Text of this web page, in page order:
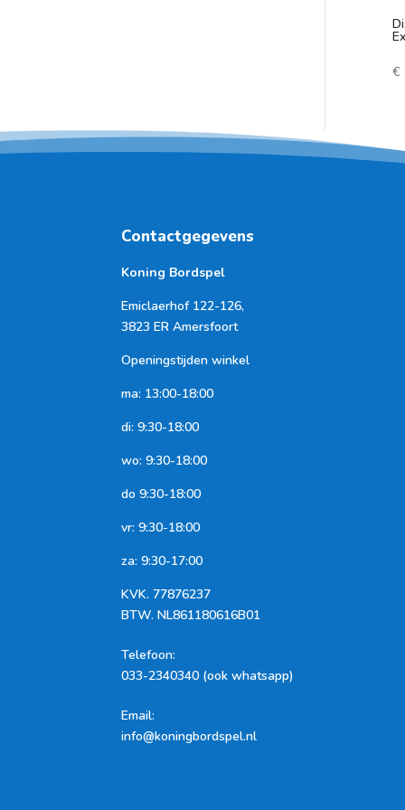
€
Contactgegevens
Koning Bordspel
Emiclaerhof 122-126,
3823 ER Amersfoort
Openingstijden winkel
ma: 13:00-18:00
di: 9:30-18:00
wo: 9:30-18:00
do 9:30-18:00
vr: 9:30-18:00
za: 9:30-17:00
KVK. 77876237
BTW. NL861180616B01
Telefoon:
033-2340340 (ook whatsapp)
Email:
info@koningbordspel.nl